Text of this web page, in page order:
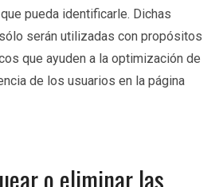
pueda identificarle. Dichas
serán utilizadas con propósitos
que ayuden a la optimización de
de los usuarios en la página
o eliminar las